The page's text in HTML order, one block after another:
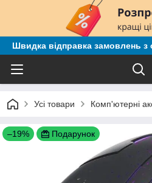
Швидка відправка замовлень з
Усі товари Комп'ютерні
–19% Подарунок